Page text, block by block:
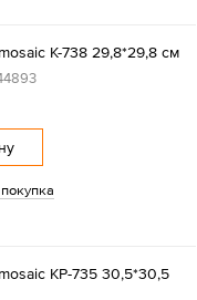
K-738 29,8*29,8 см
KP-735 30,5*30,5